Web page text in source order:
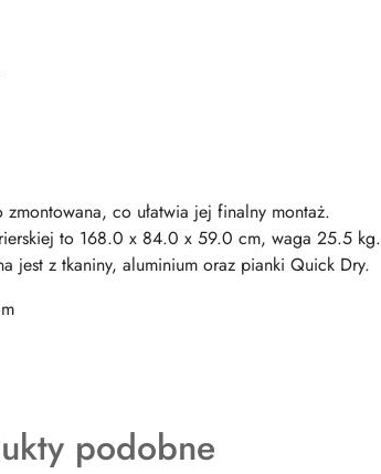
co ułatwia jej finalny montaż.
to 168.0 x 84.0 x 59.0 cm, waga 25.5 kg.
jest z tkaniny, aluminium oraz pianki Quick Dry.
podobne